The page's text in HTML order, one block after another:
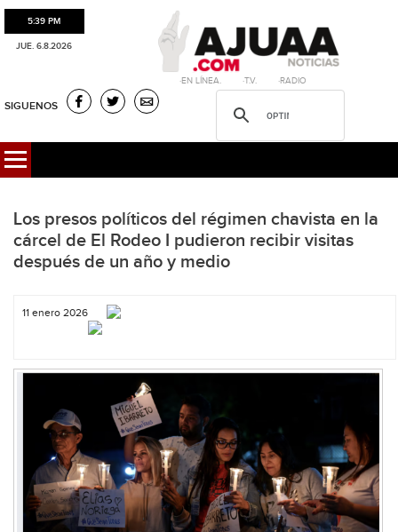
5:39 PM
JUE. 6.8.2026
·EN LÍNEA. ·T.V. ·RADIO
SIGUENOS
Los presos políticos del régimen chavista en la
cárcel de El Rodeo I pudieron recibir visitas
después de un año y medio
11 enero 2026